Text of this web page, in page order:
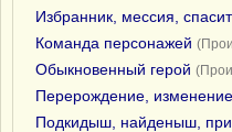
Избранник, мессия,
Команда персонажей
Обыкновенный герой
Перерождение,
Подкидыш, найденыш,